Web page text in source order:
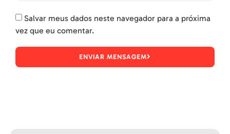
Salvar meus dados neste navegador para a próxima
vez que eu comentar.
ENVIAR MENSAGEM